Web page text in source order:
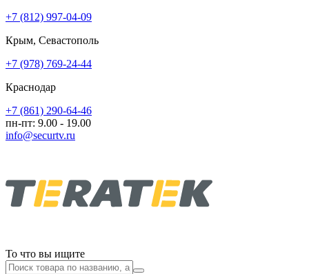
+7 (812) 997-04-09
Крым, Севастополь
+7 (978) 769-24-44
Краснодар
+7 (861) 290-64-46
пн-пт: 9.00 - 19.00
info@securtv.ru
То что вы ищите